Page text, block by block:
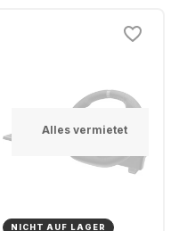
Alles vermietet
NICHT AUF LAGER